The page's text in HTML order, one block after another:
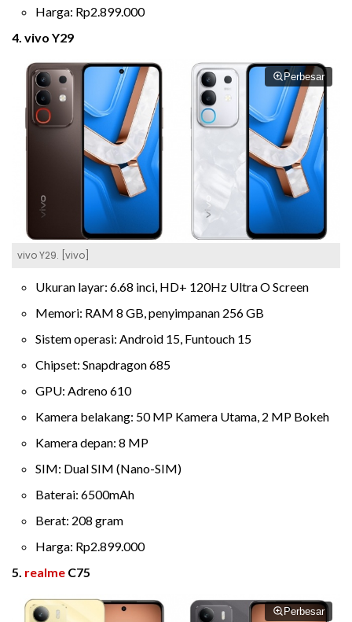
Harga: Rp2.899.000
4. vivo Y29
Perbesar
vivo Y29. [vivo]
Ukuran layar: 6.68 inci, HD+ 120Hz Ultra O Screen
Memori: RAM 8 GB, penyimpanan 256 GB
Sistem operasi: Android 15, Funtouch 15
Chipset: Snapdragon 685
GPU: Adreno 610
Kamera belakang: 50 MP Kamera Utama, 2 MP Bokeh
Kamera depan: 8 MP
SIM: Dual SIM (Nano-SIM)
Baterai: 6500mAh
Berat: 208 gram
Harga: Rp2.899.000
5. realme C75
Perbesar